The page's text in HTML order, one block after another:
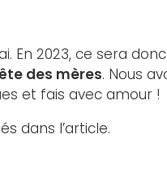
En 2023, ce sera
des mères. Nous
et fais avec amour !
dans l’article.